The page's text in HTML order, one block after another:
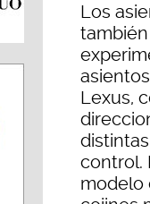
Los
Lexus,
control.
modelo